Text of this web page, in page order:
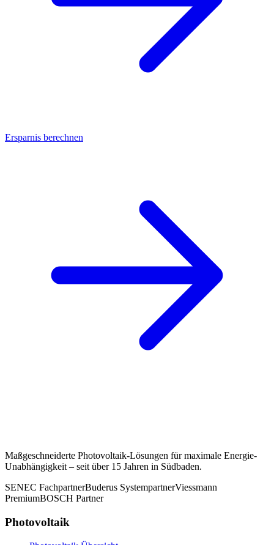
Ersparnis berechnen
Maßgeschneiderte Photovoltaik-Lösungen für maximale Energie-
Unabhängigkeit – seit über 15 Jahren in Südbaden.
SENEC FachpartnerBuderus SystempartnerViessmann
PremiumBOSCH Partner
Photovoltaik